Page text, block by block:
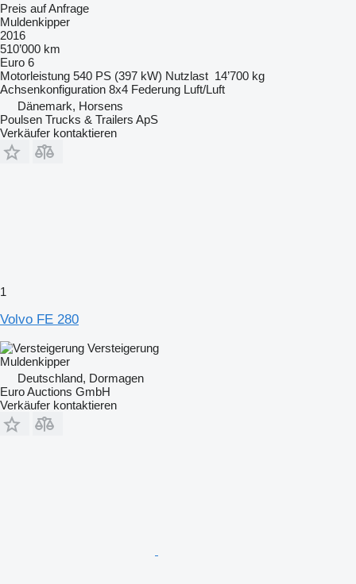
Preis auf Anfrage
Muldenkipper
2016
510’000 km
Euro 6
Motorleistung 540 PS (397 kW) Nutzlast 14’700 kg
Achsenkonfiguration 8x4 Federung Luft/Luft
Dänemark, Horsens
Poulsen Trucks & Trailers ApS
Verkäufer kontaktieren
1
Volvo FE 280
Versteigerung
Muldenkipper
Deutschland, Dormagen
Euro Auctions GmbH
Verkäufer kontaktieren